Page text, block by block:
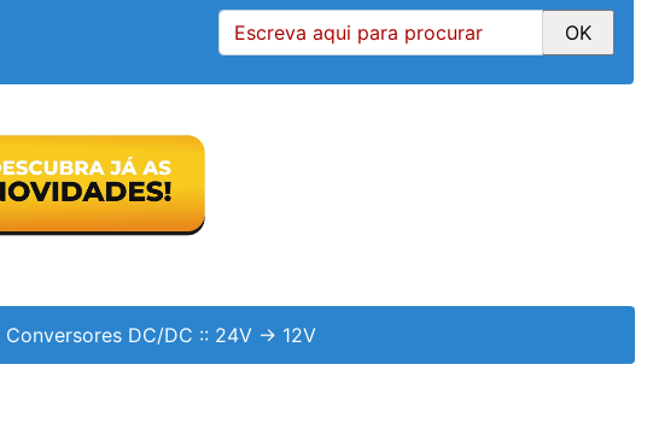
Conversores DC/DC :: 24V -> 12V